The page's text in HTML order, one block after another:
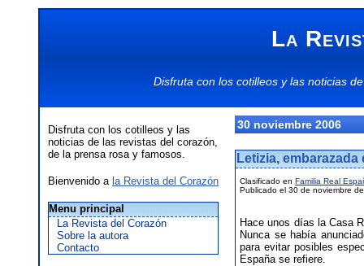
La
Disfruta con los cotilleosy las noticias
Disfruta con los cotilleos y las
noticias de las revistas del corazón,
de la prensa rosa y famosos.
Bienvenido a la Revista del Corazón
Menu principal
La Revista del Corazón
Sobre la autora
Contacto
30 noviembre 2006
Letizia, embarazada
Clasificado en Familia Real
Publicado el 30 de noviembre
Hace unos días la Casa
Nunca se había
para evitar posibles
España se refiere.